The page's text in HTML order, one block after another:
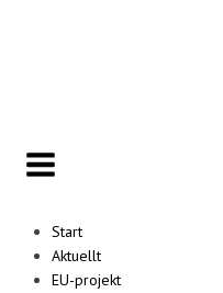
Start
Aktuellt
EU-projekt